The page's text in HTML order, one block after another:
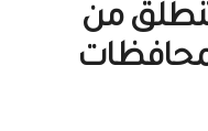
من